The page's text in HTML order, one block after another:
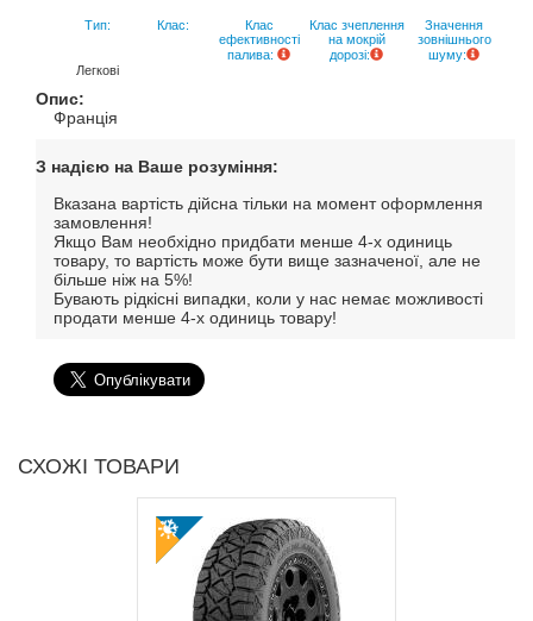
Тип:
Легкові
Клас:
Клас
ефективності
палива:
Клас зчеплення
на мокрій
дорозі:
Значення
зовнішнього
шуму:
Опис:
Франція
З надією на Ваше розуміння:
Вказана вартість дійсна тільки на момент оформлення
замовлення!
Якщо Вам необхідно придбати менше 4-х одиниць
товару, то вартість може бути вище зазначеної, але не
більше ніж на 5%!
Бувають рідкісні випадки, коли у нас немає можливості
продати менше 4-х одиниць товару!
СХОЖІ ТОВАРИ